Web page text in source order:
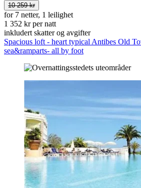
10 259 kr
for 7 netter, 1 leilighet
1 352 kr per natt
inkludert skatter og avgifter
Spacious loft - heart typical Antibes Old
sea&ramparts- all by foot